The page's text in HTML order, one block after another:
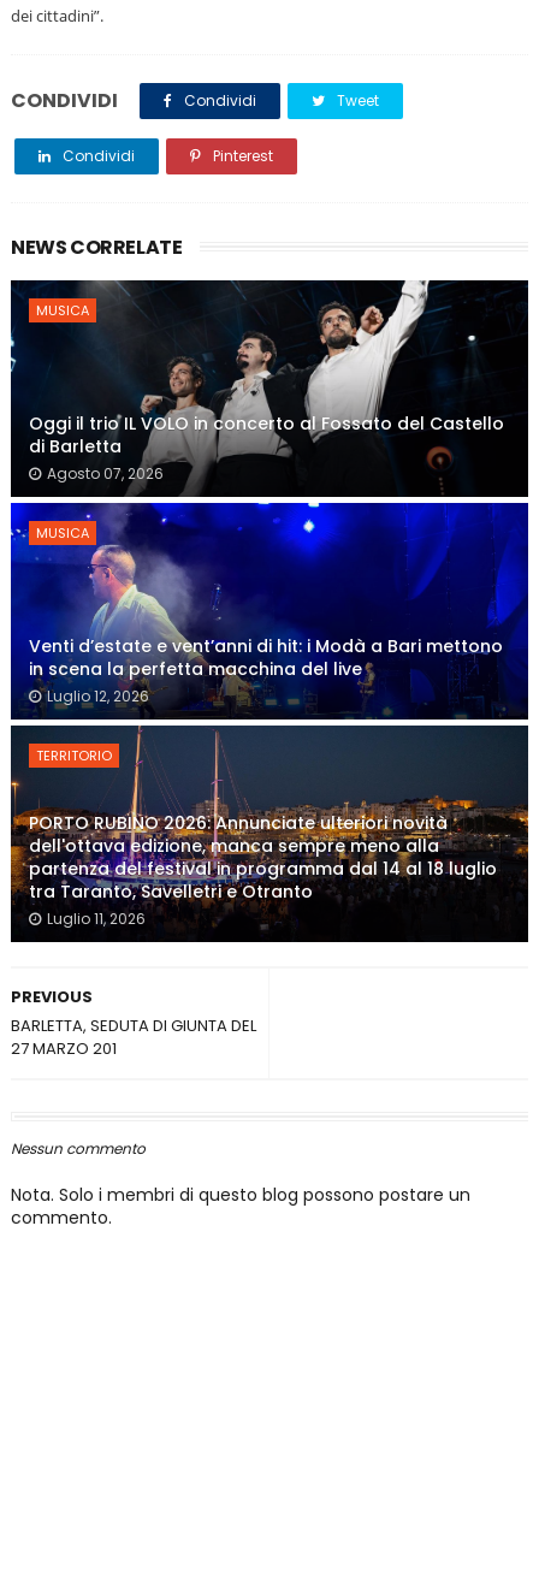
dei cittadini”.
CONDIVIDI Condividi Tweet
Condividi Pinterest
NEWS CORRELATE
MUSICA
Oggi il trio IL VOLO in concerto al Fossato del Castello
di Barletta
Agosto 07, 2026
MUSICA
Venti d’estate e vent’anni di hit: i Modà a Bari mettono
in scena la perfetta macchina del live
Luglio 12, 2026
TERRITORIO
PORTO RUBINO 2026: Annunciate ulteriori novità
dell'ottava edizione, manca sempre meno alla
partenza del festival in programma dal 14 al 18 luglio
tra Taranto, Savelletri e Otranto
Luglio 11, 2026
PREVIOUS
BARLETTA, SEDUTA DI GIUNTA DEL
27 MARZO 201
Nessun commento
Nota. Solo i membri di questo blog possono postare un
commento.